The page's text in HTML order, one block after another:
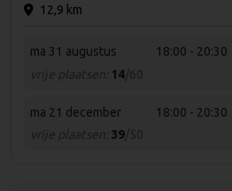
12,9 km
ma 31 augustus
18:00 - 20:30
vrije plaatsen: 14/60
ma 21 december
18:00 - 20:30
vrije plaatsen: 39/50